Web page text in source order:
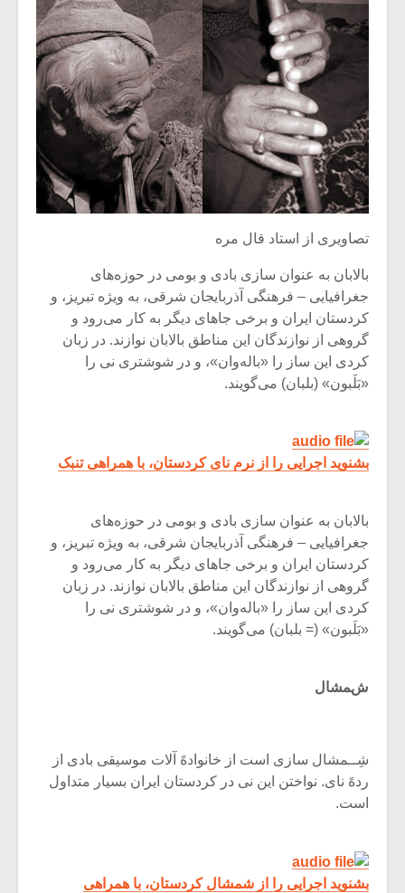
تصاویری از استاد قال مره
بالابان‌ به‌ عنوان‌ سازی‌ بادی‌ و بومى‌ در حوزه‌های‌
جغرافیایى‌ – فرهنگى‌ آذربایجان‌ شرقى‌، به‌ ویژه‌ تبریز، و
کردستان‌ ایران‌ و برخى‌ جاهای‌ دیگر به‌ کار مى‌رود و
گروهى‌ از نوازندگان‌ این‌ مناطق‌ بالابان‌ نوازند. در زبان‌
کردی‌ این‌ ساز را «باله‌وان‌»، و در شوشتری‌ نى‌ را
«بَلَبون‌» (بلبان‌) مى‌گویند.
بشنوید اجرایی را از نرم نای کردستان، با همراهی تنبک
بالابان‌ به‌ عنوان‌ سازی‌ بادی‌ و بومى‌ در حوزه‌های‌
جغرافیایى‌ – فرهنگى‌ آذربایجان‌ شرقى‌، به‌ ویژه‌ تبریز، و
کردستان‌ ایران‌ و برخى‌ جاهای‌ دیگر به‌ کار مى‌رود و
گروهى‌ از نوازندگان‌ این‌ مناطق‌ بالابان‌ نوازند. در زبان‌
کردی‌ این‌ ساز را «باله‌وان‌»، و در شوشتری‌ نى‌ را
«بَلَبون‌» (= بلبان‌) مى‌گویند.
شمشال
شِــمشال سازی است از خانوادهً آلات موسیقی بادی از
ردهً نای. نواختن این نی در کردستان ایران بسیار متداول
است.
بشنوید اجرایی را از شمشال کردستان، با همراهی